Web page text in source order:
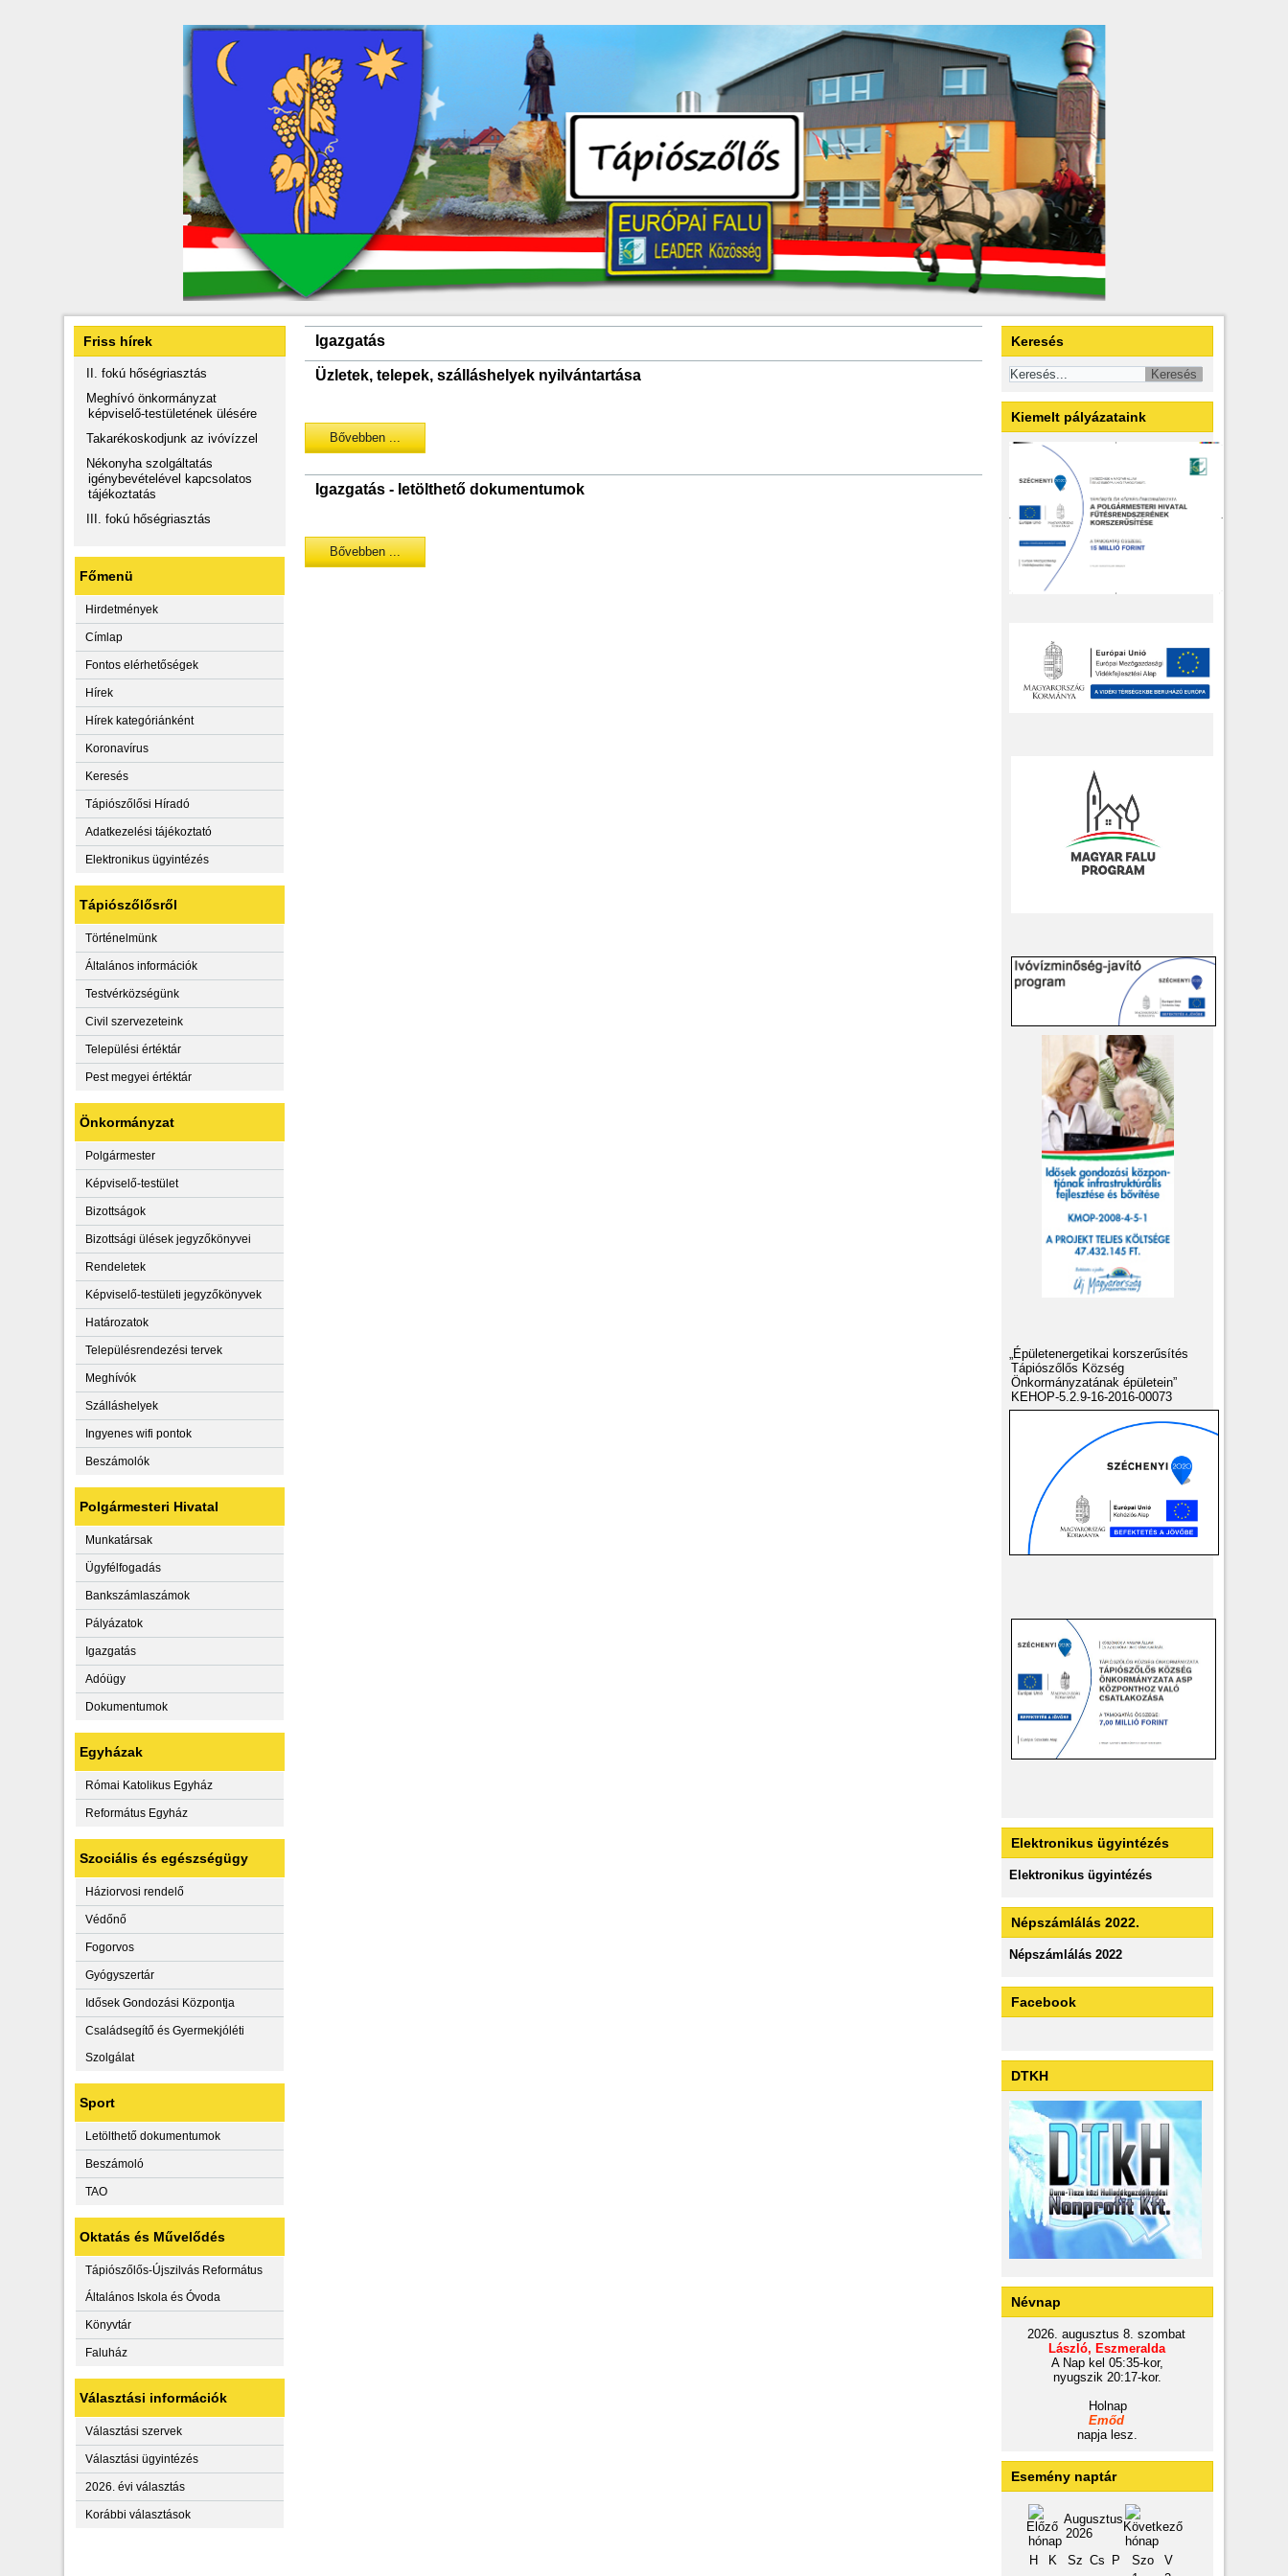
Friss hírek
II. fokú hőségriasztás
Meghívó önkormányzat
képviselő-testületének ülésére
Takarékoskodjunk az ivóvízzel
Nékonyha szolgáltatás
igénybevételével kapcsolatos
tájékoztatás
III. fokú hőségriasztás
Főmenü
Hirdetmények
Címlap
Fontos elérhetőségek
Hírek
Hírek kategóriánként
Koronavírus
Keresés
Tápiószőlősi Híradó
Adatkezelési tájékoztató
Elektronikus ügyintézés
Tápiószőlősről
Történelmünk
Általános információk
Testvérközségünk
Civil szervezeteink
Települési értéktár
Pest megyei értéktár
Önkormányzat
Polgármester
Képviselő-testület
Bizottságok
Bizottsági ülések jegyzőkönyvei
Rendeletek
Képviselő-testületi jegyzőkönyvek
Határozatok
Településrendezési tervek
Meghívók
Szálláshelyek
Ingyenes wifi pontok
Beszámolók
Polgármesteri Hivatal
Munkatársak
Ügyfélfogadás
Bankszámlaszámok
Pályázatok
Igazgatás
Adóügy
Dokumentumok
Egyházak
Római Katolikus Egyház
Református Egyház
Szociális és egészségügy
Háziorvosi rendelő
Védőnő
Fogorvos
Gyógyszertár
Idősek Gondozási Központja
Családsegítő és Gyermekjóléti
Szolgálat
Sport
Letölthető dokumentumok
Beszámoló
TAO
Oktatás és Művelődés
Tápiószőlős-Újszilvás Református
Általános Iskola és Óvoda
Könyvtár
Faluház
Választási információk
Választási szervek
Választási ügyintézés
2026. évi választás
Korábbi választások
Igazgatás
Üzletek, telepek, szálláshelyek nyilvántartása
Bővebben ...
Igazgatás - letölthető dokumentumok
Bővebben ...
Keresés
Kiemelt pályázataink
„Épületenergetikai korszerűsítés
Tápiószőlős Község
Önkormányzatának épületein”
KEHOP-5.2.9-16-2016-00073
Elektronikus ügyintézés
Elektronikus ügyintézés
Népszámlálás 2022.
Népszámlálás 2022
Facebook
DTKH
Névnap
2026. augusztus 8. szombat
László, Eszmeralda
A Nap kel 05:35-kor,
nyugszik 20:17-kor.
Holnap
Emőd
napja lesz.
Esemény naptár
Augusztus
2026
H
K Sz Cs P Szo
V